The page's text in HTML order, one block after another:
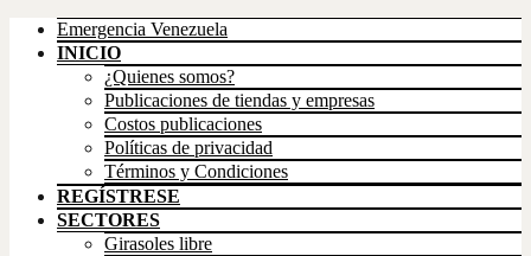
Emergencia Venezuela
INICIO
¿Quienes somos?
Publicaciones de tiendas y empresas
Costos publicaciones
Políticas de privacidad
Términos y Condiciones
REGÍSTRESE
SECTORES
Girasoles libre